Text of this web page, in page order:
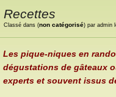
Recettes
Classé dans (non catégorisé) par admin
Les pique-niques en
dégustations de gâteaux
experts et souvent issus